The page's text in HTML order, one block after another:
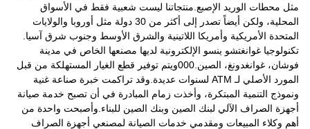
مثل محطات الوريد الإصبع.منتجاتنا ليست شعبية فقط في الأسواق
المحلية، ولكن أيضاً تصدر إلى أكثر من 30 دولة مثل أوروبا والولايات
المتحدة الأمريكية وأمريكا اللاتينية والشرق الأوسط وجنوب شرق آسيا.
تكنولوجيا غوانغتشو ينسو الإلكترونية لديها مصنعها الخاص في مدينة
فوشان، غوانغدونغ، الصين.000ويتم توفير قطع الغيار المستهلكة من قبل
المورد الأصلي لـ ATM لسنوات عديدة.وقد تراكمت خبرة صناعة غنية
ونموذج التنمية المبتكرة، وأخذت زمام المبادرة في أن تصبح خدمة صيانة
أجهزة الصراف الآلي لبنك الصين وبنك الصين للبناء.وأصبحت واحدة من
أهم وكلاء المبيعات ومقدمي خدمات الصيانة لمصنعي أجهزة الصراف